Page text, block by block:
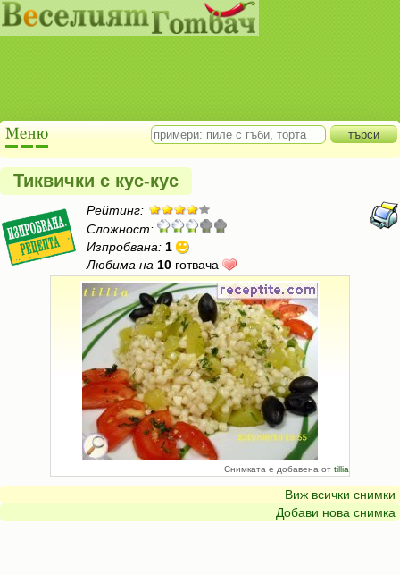
Тиквички с кус-кус
Рейтинг:
Сложност:
Изпробвана: 1
Любима на 10 готвача
Снимката е добавена от tillia
Виж всички снимки
Добави нова снимка